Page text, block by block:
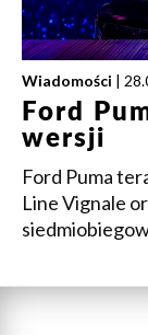
Wiadomości |
Ford
wersji
Ford Puma
Line Vignale